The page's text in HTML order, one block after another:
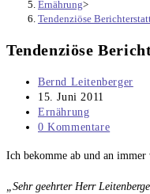
Ernährung>
Tendenziöse
Tendenziöse
Beitrags-
Autor:
Bernd Leitenberger
Beitrag
veröffentlicht:
15. Juni 2011
Beitrags-
Kategorie:
Ernährung
Beitrags-
0 Kommentare
Ich bekomme ab und an
„Sehr geehrter Herr